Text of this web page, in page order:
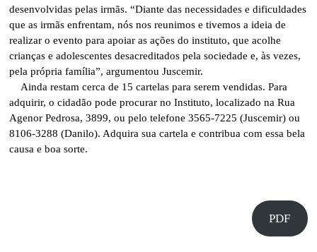
desenvolvidas pelas irmãs. “Diante das necessidades e dificuldades
que as irmãs enfrentam, nós nos reunimos e tivemos a ideia de
realizar o evento para apoiar as ações do instituto, que acolhe
crianças e adolescentes desacreditados pela sociedade e, às vezes,
pela própria família”, argumentou Juscemir.
Ainda restam cerca de 15 cartelas para serem vendidas. Para
adquirir, o cidadão pode procurar no Instituto, localizado na Rua
Agenor Pedrosa, 3899, ou pelo telefone 3565-7225 (Juscemir) ou
8106-3288 (Danilo). Adquira sua cartela e contribua com essa bela
causa e boa sorte.
PDF